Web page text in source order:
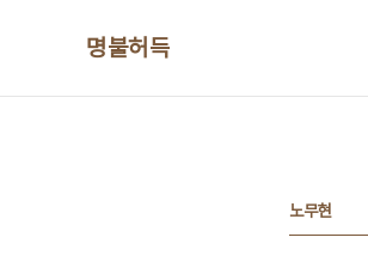
명불허득
노무현